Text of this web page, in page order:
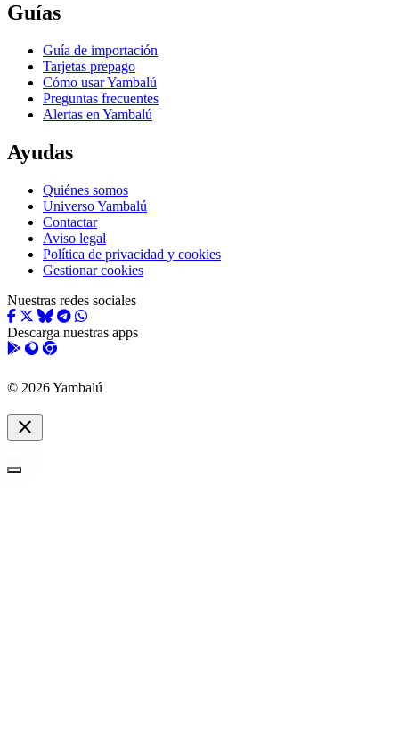
Guías
Guía de importación
Tarjetas prepago
Cómo usar Yambalú
Preguntas frecuentes
Alertas en Yambalú
Ayudas
Quiénes somos
Universo Yambalú
Contactar
Aviso legal
Política de privacidad y cookies
Gestionar cookies
Nuestras redes sociales
Descarga nuestras apps
© 2026 Yambalú
close